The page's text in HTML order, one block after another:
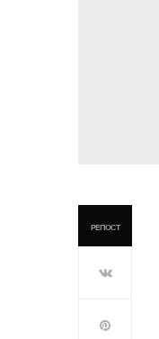
РЕПОСТ